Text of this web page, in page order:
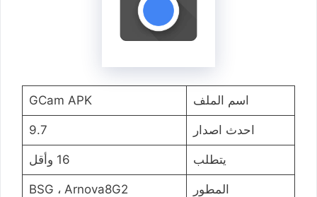
اسم الملف GCam APK
احدث اصدار 9.7
يتطلب 16 وأقل
المطور BSG ، Arnova8G2